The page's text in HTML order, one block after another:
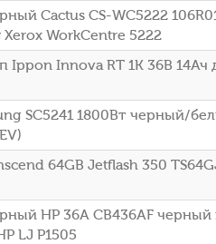
Cactus CS-WC5222
Xerox WorkCentre 5222
Ippon Innova RT 1K 36В 14Ач
SC5241 1800Вт черный/
64GB Jetflash 350
HP 36A CB436AF черный
LJ P1505